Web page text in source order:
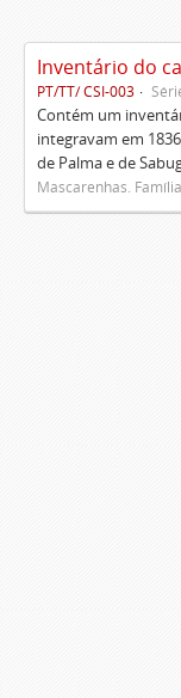
Inventário do
PT/TT/ CSI-003
Contém um
integravam em
de Palma e de
Mascarenhas.